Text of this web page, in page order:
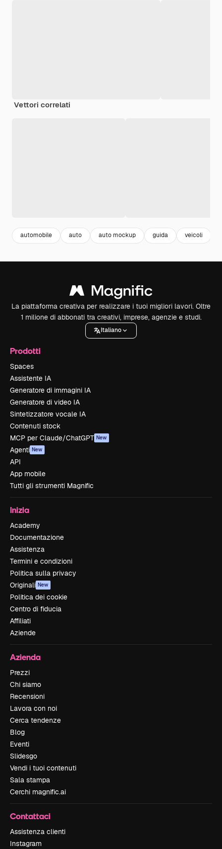
Vettori correlati
automobile auto auto mockup guida veicoli
La piattaforma creativa per realizzare i tuoi migliori lavori. Oltre
1 milione di abbonati tra creativi, imprese, agenzie e studi.
Italiano
Prodotti
Spaces
Assistente IA
Generatore di immagini IA
Generatore di video IA
Sintetizzatore vocale IA
Contenuti stock
MCP per Claude/ChatGPT New
Agenti New
API
App mobile
Tutti gli strumenti Magnific
Inizia
Academy
Documentazione
Assistenza
Termini e condizioni
Politica sulla privacy
Originali New
Politica dei cookie
Centro di fiducia
Affiliati
Aziende
Azienda
Prezzi
Chi siamo
Recensioni
Lavora con noi
Cerca tendenze
Blog
Eventi
Slidesgo
Vendi i tuoi contenuti
Sala stampa
Cerchi magnific.ai
Contattaci
Assistenza clienti
Instagram